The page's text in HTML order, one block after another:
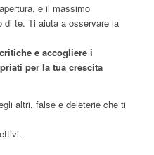
e il massimo
di te. Ti aiuta a osservare la
e accogliere i
per la tua crescita
altri, false e deleterie che ti